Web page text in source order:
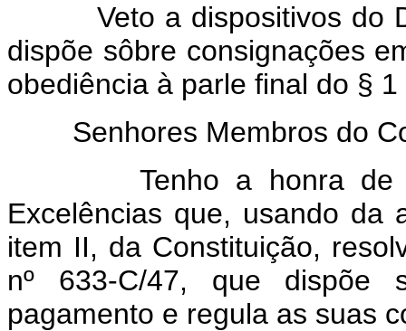
Veto a dispositivos do
dispõe sôbre consignações
obediência à parle final do §
Senhores Membros do
Tenho a honra de
Excelências que, usando da
item II, da Constituição,
nº 633-C/47, que dispõe
pagamento e regula as suas